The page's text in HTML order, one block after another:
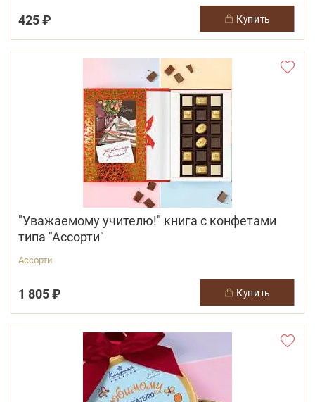
425 ₽ купить
"Уважаемому учителю!" книга c конфетами
типа "Ассорти"
Ассорти
1 805 ₽ купить